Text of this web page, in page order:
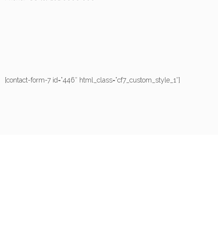
[contact-form-7 id=”446″ html_class=”cf7_custom_style_1″]